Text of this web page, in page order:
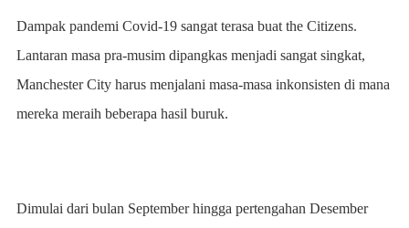
Dampak pandemi Covid-19 sangat terasa buat the Citizens.
Lantaran masa pra-musim dipangkas menjadi sangat singkat,
Manchester City harus menjalani masa-masa inkonsisten di mana
mereka meraih beberapa hasil buruk.
Dimulai dari bulan September hingga pertengahan Desember